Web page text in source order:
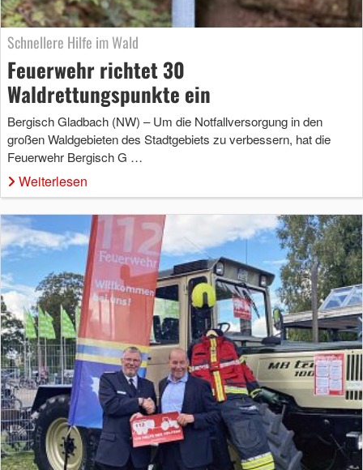
Schnellere Hilfe im Wald
Feuerwehr richtet 30
Waldrettungspunkte ein
Bergisch Gladbach (NW) – Um die Notfallversorgung in den
großen Waldgebieten des Stadtgebiets zu verbessern, hat die
Feuerwehr Bergisch G …
Weiterlesen